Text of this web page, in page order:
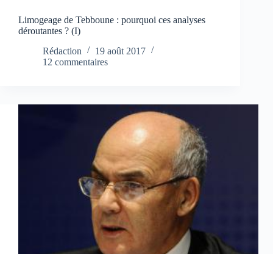
Limogeage de Tebboune : pourquoi ces analyses
déroutantes ? (I)
Rédaction
19 août 2017
12 commentaires